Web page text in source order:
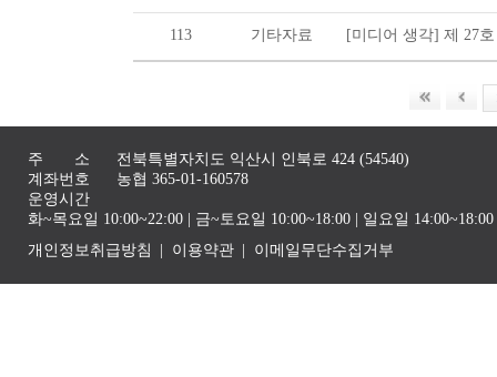
113 기타자료 [미디어 생각] 제 27호
주 소
전북특별자치도 익산시 인북로 424 (54540)
계좌번호
농협 365-01-160578
운영시간
화~목요일 10:00~22:00 | 금~토요일 10:00~18:00 | 일요일
개인정보취급방침
이용약관 이메일무단수집거부